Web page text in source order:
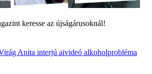
keresse az újságárusoknál!
Anita interjú aivideó alkoholprobléma